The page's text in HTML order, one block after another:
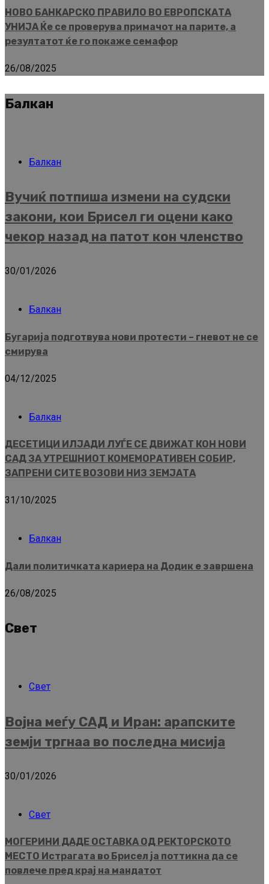
НОВО БАНКАРСКО ПРАВИЛО ВО ЕВРОПСКАТА
УНИЈА Ќе се проверува примачот на парите, а
резултатот ќе го покаже семафор
26/08/2025
Балкан
Балкан
Вучиќ потпиша измени на судски
закони, кои Брисел ги оцени како
чекор назад на патот кон членство
30/01/2026
Балкан
Бугарија подготвува нови протести – гневот не се
смирува
04/12/2025
Балкан
ДЕСЕТИЦИ ИЛЈАДИ ЛУЃЕ СЕ ДВИЖАТ КОН НОВИ
САД ЗА УТРЕШНИОТ КОМЕМОРАТИВЕН СОБИР,
ЗАПРЕНИ СИТЕ ВОЗОВИ НИЗ ЗЕМЈАТА
31/10/2025
Балкан
Дали политичката кариера на Додик е завршена
26/08/2025
Свет
Свет
Војна меѓу САД и Иран: арапските
земји тргнаа во последна мисија
30/01/2026
Свет
МОГЕРИНИ ДАДЕ ОСТАВКА ОД РЕКТОРСКОТО
МЕСТО Истрагата во Брисел ја поттикна да се
повлече пред крај на мандатот